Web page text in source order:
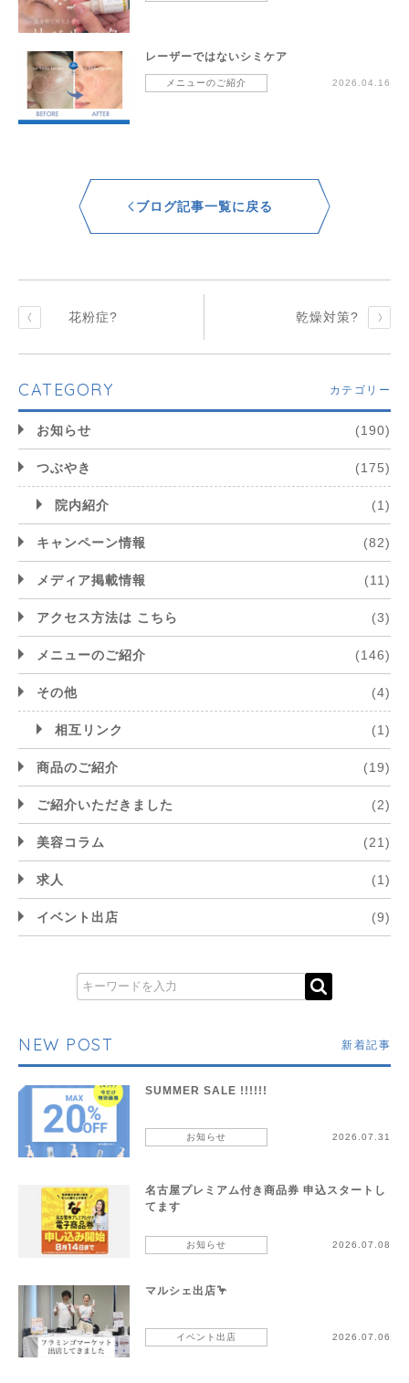
レーザーではないシミケア
メニューのご紹介 2026.04.16
ブログ記事一覧に戻る
花粉症? 乾燥対策?
CATEGORY カテゴリー
お知らせ (190)
つぶやき (175)
院内紹介 (1)
キャンペーン情報 (82)
メディア掲載情報 (11)
アクセス方法は こちら (3)
メニューのご紹介 (146)
その他 (4)
相互リンク (1)
商品のご紹介 (19)
ご紹介いただきました (2)
美容コラム (21)
求人 (1)
イベント出店 (9)
NEW POST 新着記事
SUMMER SALE !!!!!!
お知らせ 2026.07.31
名古屋プレミアム付き商品券 申込スタートし
てます
お知らせ 2026.07.08
マルシェ出店🦩
イベント出店 2026.07.06